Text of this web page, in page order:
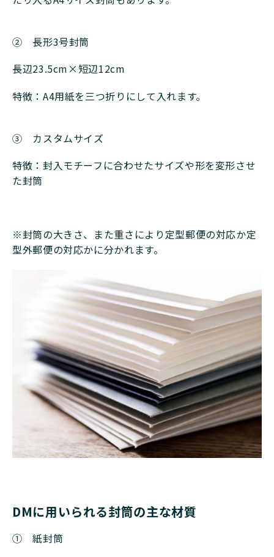
➁ 長形3号封筒
長辺23.5cm×短辺12cm
特徴：A4用紙を三つ折りにして入れます。
➂ カスタムサイズ
特徴：封入モチーフに合わせたサイズや形を変形させ
た封筒
※封筒の大きさ、また重さにより定型郵便の対応か定
型外郵便の対応かに分かれます。
DMに用いられる封筒の主な材質
① 紙封筒